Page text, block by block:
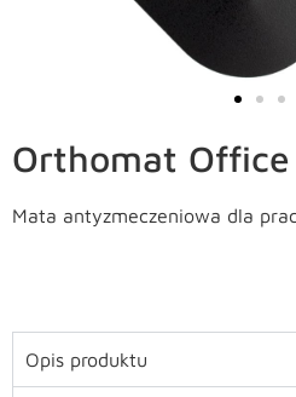
Orthomat Office
Mata antyzmeczeniowa dla
Opis produktu